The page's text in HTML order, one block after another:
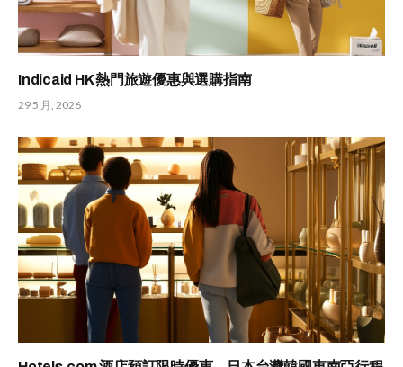
Indicaid HK 熱門旅遊優惠與選購指南
29 5 月, 2026